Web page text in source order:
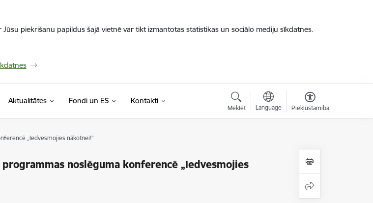
piekrišanu papildus šajā vietnē var tikt izmantotas statistikas un sociālo mediju sīkdatnes.
Aktualitātes Fondi un ES Kontakti
Meklēt Language Piekļūstamība
„Iedvesmojies nākotnei!”
noslēguma konferencē „Iedvesmojies